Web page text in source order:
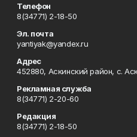
Телефон
8(34771) 2-18-50
Эл. почта
yantiyak@yandex.ru
Адрес
452880, Аскинский район, с.
Рекламная служба
8(34771) 2-20-60
Редакция
8(34771) 2-18-50